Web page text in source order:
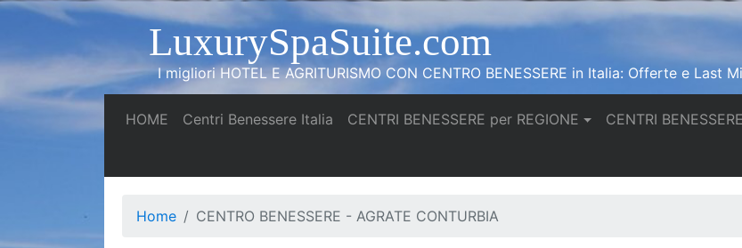
LuxurySpaSuite.com
I migliori HOTEL E AGRITURISMO CON CENTRO BENESSERE in Italia: Offerte e Last
HOME (current)
Centri Benessere Italia (current)
CENTRI BENESSERE per REGIONE CENTRI
Home CENTRO BENESSERE - AGRATE CONTURBIA